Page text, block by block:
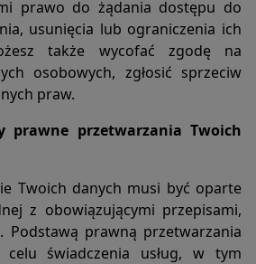
prawo do żądania dostępu do
usunięcia lub ograniczenia ich
także wycofać zgodę na
osobowych, zgłosić sprzeciw
praw.
prawne przetwarzania Twoich
Twoich danych musi być oparte
z obowiązującymi przepisami,
Podstawą prawną przetwarzania
świadczenia usług, w tym
konkretnego formularza.
mogą być przekazane
realizującym niektóre usługi – w
to przekazywania informacji o
domeny do podmiotów będących
Portalów
w tym zakresie współpracuje.
cookies.
stanowią dane
pliki tekstowe, które